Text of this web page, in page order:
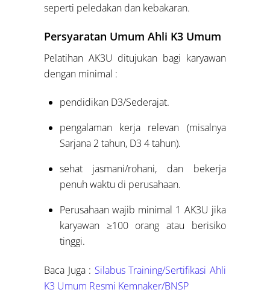
seperti peledakan dan kebakaran.
Persyaratan Umum Ahli K3 Umum
Pelatihan AK3U ditujukan bagi karyawan
dengan minimal :
pendidikan D3/Sederajat.
pengalaman kerja relevan (misalnya
Sarjana 2 tahun, D3 4 tahun).
sehat jasmani/rohani, dan bekerja
penuh waktu di perusahaan.
Perusahaan wajib minimal 1 AK3U jika
karyawan ≥100 orang atau berisiko
tinggi.
Baca Juga : Silabus Training/Sertifikasi Ahli
K3 Umum Resmi Kemnaker/BNSP